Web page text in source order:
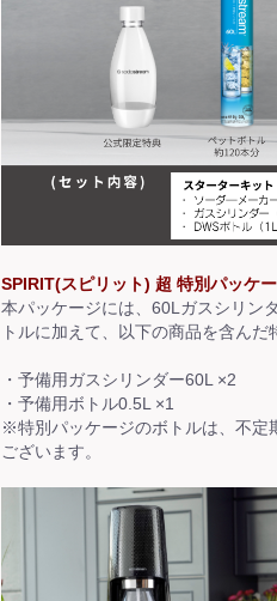
SPIRIT(スピリット) 超 特別パッケ
本パッケージには、60Lガスシリン
トルに加えて、以下の商品を含んだ
・予備用ガスシリンダー60L ×2
・予備用ボトル0.5L ×1
※特別パッケージのボトルは、不定
ございます。